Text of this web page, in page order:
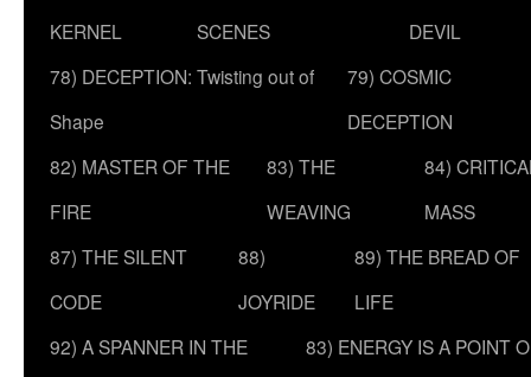
KERNEL
SCENES
DEVIL
78) DECEPTION: Twisting out of
Shape
79) COSMIC
DECEPTION
82) MASTER OF THE
FIRE
83) THE
WEAVING
84)
MASS
87) THE SILENT
CODE
88)
JOYRIDE
89) THE BREAD OF
LIFE
92) A SPANNER IN THE
83) ENERGY IS A POINT